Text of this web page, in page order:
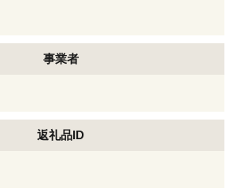
事業者
返礼品ID